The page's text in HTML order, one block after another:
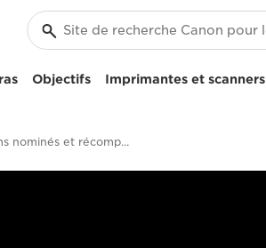
Objectifs Imprimantes et scanners
Les films nominés et récompensés aux Oscars 2020** tournés avec l'équipement Canon